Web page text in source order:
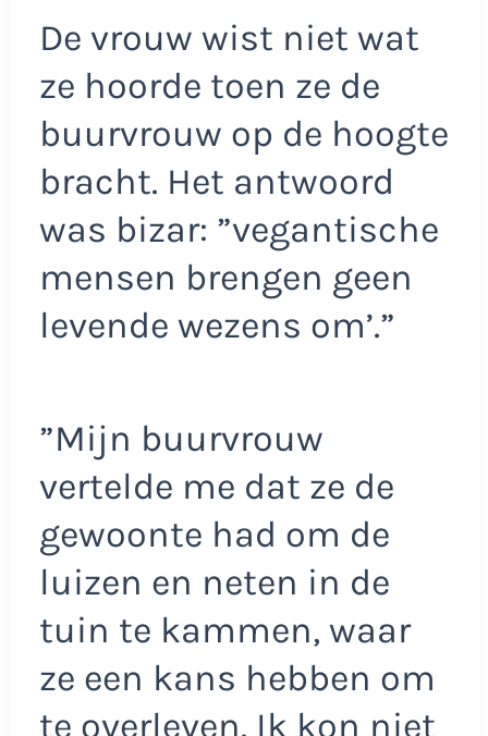
De vrouw wist niet wat
ze hoorde toen ze de
buurvrouw op de hoogte
bracht. Het antwoord
was bizar: ”vegantische
mensen brengen geen
levende wezens om’.”
”Mijn buurvrouw
vertelde me dat ze de
gewoonte had om de
luizen en neten in de
tuin te kammen, waar
ze een kans hebben om
te overleven. Ik kon niet